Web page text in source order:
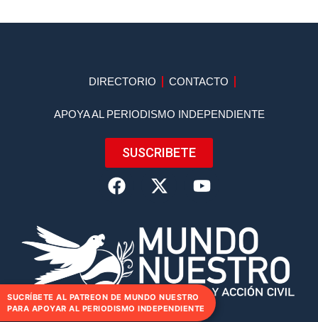
DIRECTORIO CONTACTO
APOYA AL PERIODISMO INDEPENDIENTE
SUSCRIBETE
SUCRÍBETE AL PATREON DE MUNDO NUESTRO
PARA APOYAR AL PERIODISMO INDEPENDIENTE